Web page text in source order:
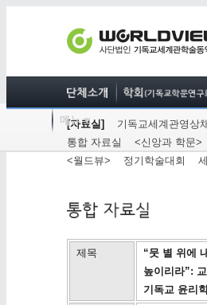
[자료실]
기독교세계관영상
통합 자료실
<신앙과 학문>
<월드뷰>
정기학술대회
제목
“뭇 별 위에
높이리라”:
기독교 윤리